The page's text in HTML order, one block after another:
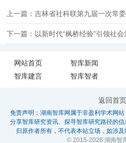
上一篇：吉林省社科联第九届一次常
下一篇：以新时代“枫桥经验”引领社
网站首页 智库新闻
智库建言
智库智者
返回首页
免责声明：湖南智库网属于非盈利学术网站
分享智库研究资讯、探寻智库研究路径的
归原作者所有，不代表本站立场，如涉及
© 2015-2026 湖南智